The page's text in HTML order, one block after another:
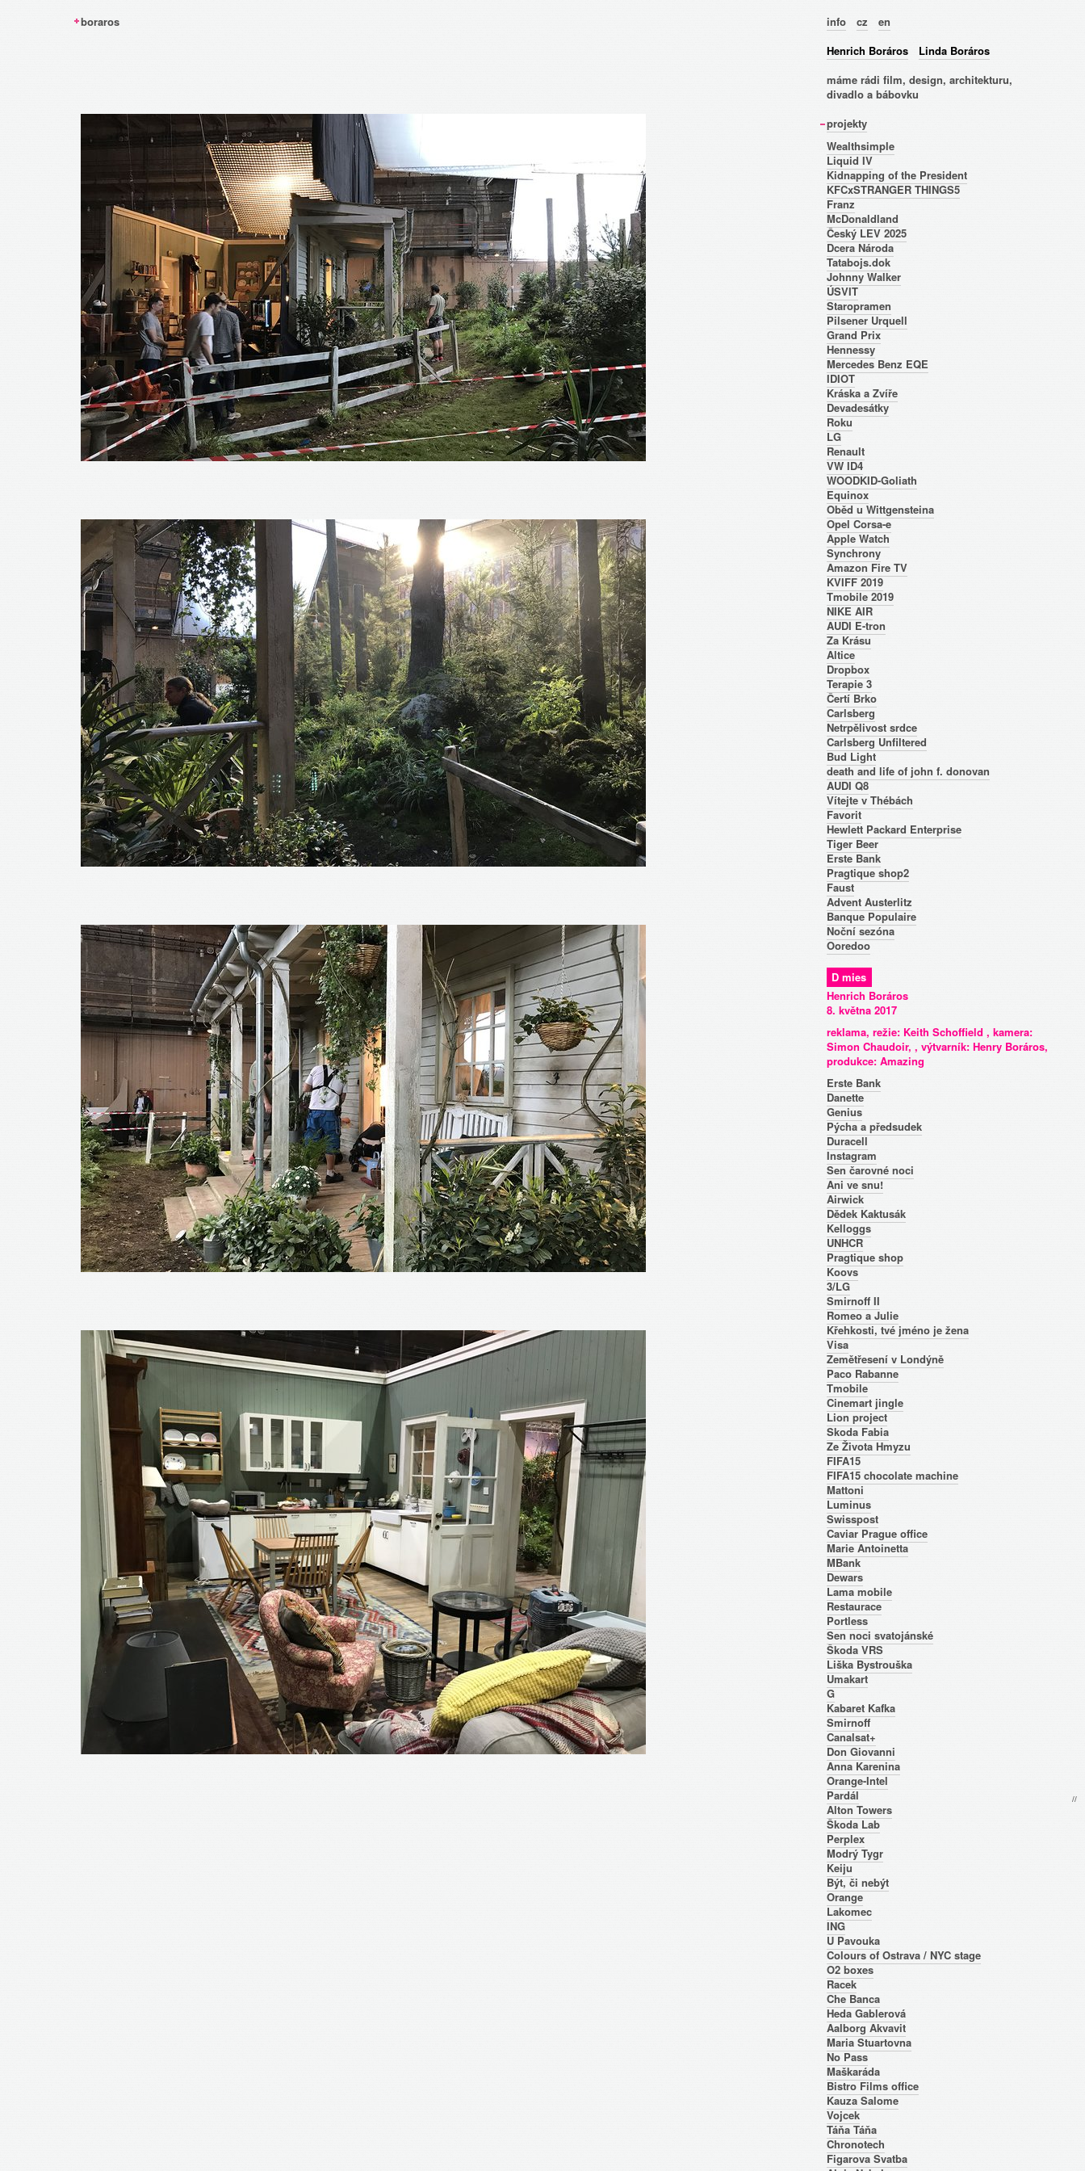
boraros info cz
en
Henrich Boráros
Linda Boráros
máme rádi film, design, architekturu,
divadlo a bábovku
projekty
Wealthsimple
Liquid IV
Kidnapping of the President
KFCxSTRANGER THINGS5
Franz
McDonaldland
Český LEV 2025
Dcera Národa
Tatabojs.dok
Johnny Walker
ÚSVIT
Staropramen
Pilsener Urquell
Grand Prix
Hennessy
Mercedes Benz EQE
IDIOT
Kráska a Zvíře
Devadesátky
Roku
LG
Renault
VW ID4
WOODKID-Goliath
Equinox
Oběd u Wittgensteina
Opel Corsa-e
Apple Watch
Synchrony
Amazon Fire TV
KVIFF 2019
Tmobile 2019
NIKE AIR
AUDI E-tron
Za Krásu
Altice
Dropbox
Terapie 3
Čertí Brko
Carlsberg
Netrpělivost srdce
Carlsberg Unfiltered
Bud Light
death and life of john f. donovan
AUDI Q8
Vítejte v Thébách
Favorit
Hewlett Packard Enterprise
Tiger Beer
Erste Bank
Pragtique shop2
Faust
Advent Austerlitz
Banque Populaire
Noční sezóna
Ooredoo
D mies
Henrich Boráros
8. května 2017
reklama, režie: Keith Schoffield , kamera:
Simon Chaudoir, , výtvarník: Henry Boráros,
produkce: Amazing
Erste Bank
Danette
Genius
Pýcha a předsudek
Duracell
Instagram
Sen čarovné noci
Ani ve snu!
Airwick
Dědek Kaktusák
Kelloggs
UNHCR
Pragtique shop
Koovs
3/LG
Smirnoff II
Romeo a Julie
Křehkosti, tvé jméno je žena
Visa
Zemětřesení v Londýně
Paco Rabanne
Tmobile
Cinemart jingle
Lion project
Skoda Fabia
Ze Života Hmyzu
FIFA15
FIFA15 chocolate machine
Mattoni
Luminus
Swisspost
Caviar Prague office
Marie Antoinetta
MBank
Dewars
Lama mobile
Restaurace
Portless
Sen noci svatojánské
Škoda VRS
Liška Bystrouška
Umakart
G
Kabaret Kafka
Smirnoff
Canalsat+
Don Giovanni
Anna Karenina
Orange-Intel
Pardál
Alton Towers
Škoda Lab
Perplex
Modrý Tygr
Keiju
Být, či nebýt
Orange
Lakomec
ING
U Pavouka
Colours of Ostrava / NYC stage
O2 boxes
Racek
Che Banca
Heda Gablerová
Aalborg Akvavit
Maria Stuartovna
No Pass
Maškaráda
Bistro Films office
Kauza Salome
Vojcek
Táňa Táňa
Chronotech
Figarova Svatba
/*
/